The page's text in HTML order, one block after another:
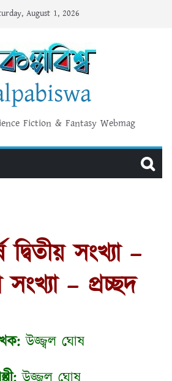
August 1, 2026
Fiction & Fantasy Webmag
দ্বিতীয় সংখ্যা –
সংখ্যা – প্রচ্ছদ
উজ্জ্বল ঘোষ